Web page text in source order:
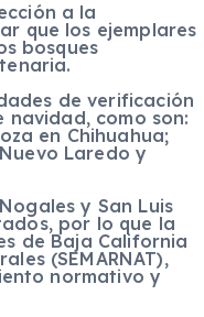
a la
que los ejemplares
bosques
de verificación
como son:
en Chihuahua;
Laredo y
y San Luis
por lo que la
de Baja California
(SEMARNAT),
normativo y